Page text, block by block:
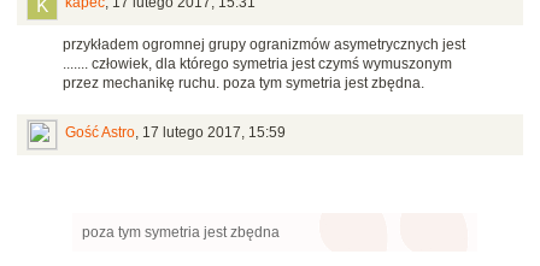
przykładem ogromnej grupy ogranizmów asymetrycznych jest
....... człowiek, dla którego symetria jest czymś wymuszonym
przez mechanikę ruchu. poza tym symetria jest zbędna.
Gość Astro, 17 lutego 2017, 15:59
poza tym symetria jest zbędna